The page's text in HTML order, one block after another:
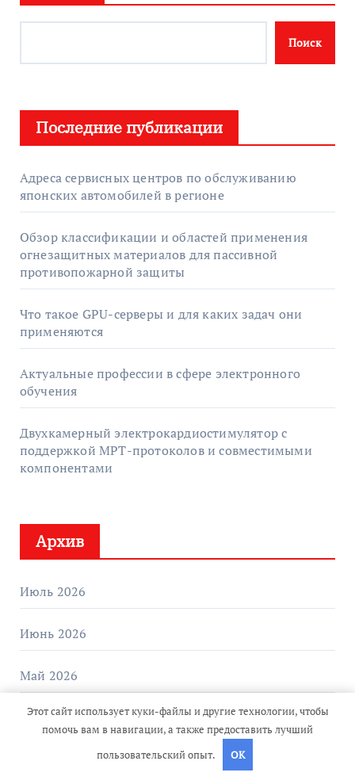
Поиск
Последние публикации
Адреса сервисных центров по обслуживанию
японских автомобилей в регионе
Обзор классификации и областей применения
огнезащитных материалов для пассивной
противопожарной защиты
Что такое GPU-серверы и для каких задач они
применяются
Актуальные профессии в сфере электронного
обучения
Двухкамерный электрокардиостимулятор с
поддержкой МРТ-протоколов и совместимыми
компонентами
Архив
Июль 2026
Июнь 2026
Май 2026
Апрель 2026
Этот сайт использует куки-файлы и другие технологии, чтобы
помочь вам в навигации, а также предоставить лучший
пользовательский опыт.
OK